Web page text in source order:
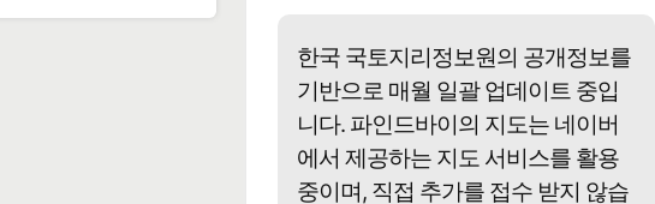
한국 국토지리정보원의 공개정보를
기반으로 매월 일괄 업데이트 중입
니다. 파인드바이의 지도는 네이버
에서 제공하는 지도 서비스를 활용
중이며, 직접 추가를 접수 받지 않습